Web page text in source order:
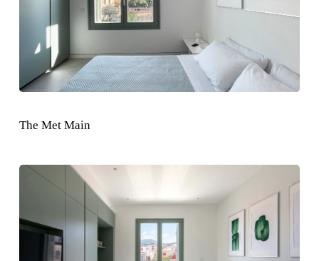
The Met Main
Learn